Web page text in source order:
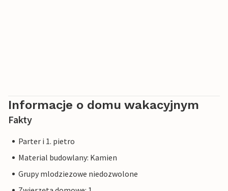
Informacje o domu wakacyjnym
Fakty
Parter i 1. pietro
Material budowlany: Kamien
Grupy mlodziezowe niedozwolone